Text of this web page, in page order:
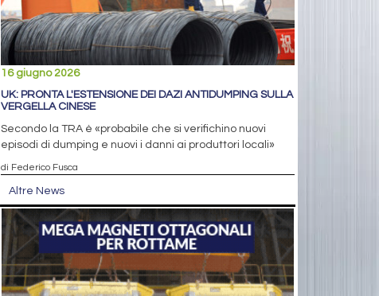
16 giugno 2026
UK: PRONTA L'ESTENSIONE DEI DAZI ANTIDUMPING SULLA
VERGELLA CINESE
Secondo la TRA è «probabile che si verifichino nuovi
episodi di dumping e nuovi i danni ai produttori locali»
di Federico Fusca
Altre News